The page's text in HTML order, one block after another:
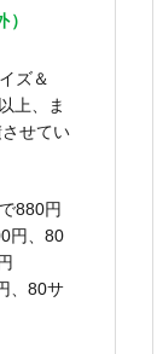
ズ＆
上、ま
せてい
880円
円、80
、80サ